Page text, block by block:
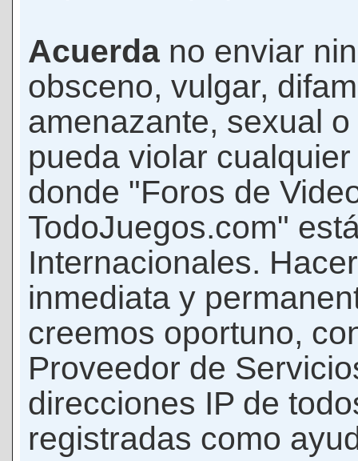
Acuerda no enviar
obsceno, vulgar,
amenazante, sexual
pueda violar
donde "Foros de
TodoJuegos.com"
Internacionales.
inmediata y
creemos oportuno,
Proveedor de
direcciones IP de
registradas como